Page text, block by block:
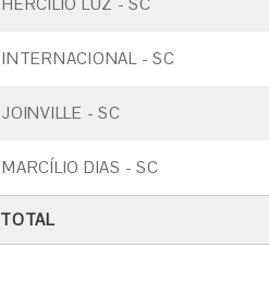
INTERNACIONAL - SC
JOINVILLE - SC
MARCÍLIO DIAS - SC
TOTAL